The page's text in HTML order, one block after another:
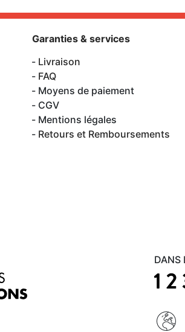
Garanties & services
Livraison
FAQ
Moyens de paiement
CGV
Mentions légales
Retours et Remboursements
DANS